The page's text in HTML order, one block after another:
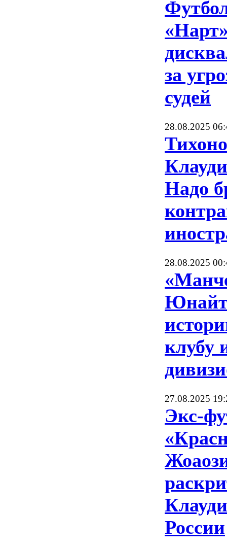
за
судей
28.08.2025
Надо
28.08.2025
клубу
27.08.2025
Экс-
России